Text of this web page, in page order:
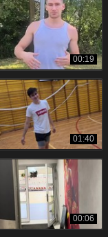
00:19
01:40
00:06